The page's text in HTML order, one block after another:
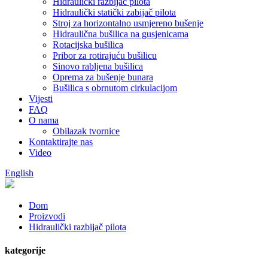
Hidraulički statički zabijač pilota
Stroj za horizontalno usmjereno bušenje
Hidraulična bušilica na gusjenicama
Rotacijska bušilica
Pribor za rotirajuću bušilicu
Sinovo rabljena bušilica
Oprema za bušenje bunara
Bušilica s obrnutom cirkulacijom
Vijesti
FAQ
O nama
Obilazak tvornice
Kontaktirajte nas
Video
English
Dom
Proizvodi
Hidraulički razbijač pilota
kategorije